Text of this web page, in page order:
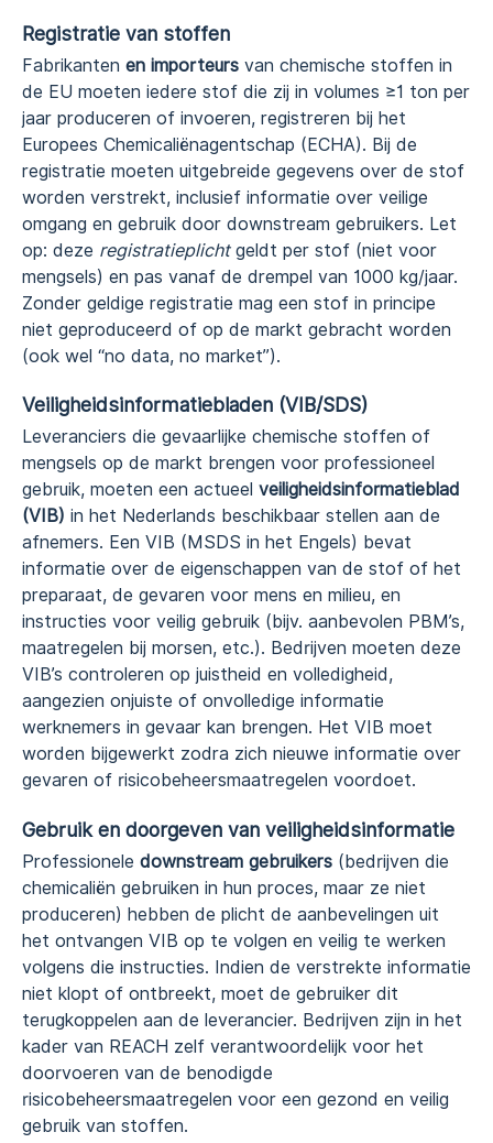
Registratie van stoffen
Fabrikanten en importeurs van chemische stoffen in
de EU moeten iedere stof die zij in volumes ≥1 ton per
jaar produceren of invoeren, registreren bij het
Europees Chemicaliënagentschap (ECHA). Bij de
registratie moeten uitgebreide gegevens over de stof
worden verstrekt, inclusief informatie over veilige
omgang en gebruik door downstream gebruikers. Let
op: deze registratieplichtgeldt per stof (niet voor
mengsels) en pas vanaf de drempel van 1000 kg/jaar.
Zonder geldige registratie mag een stof in principe
niet geproduceerd of op de markt gebracht worden
(ook wel “no data, no market”).
Veiligheidsinformatiebladen (VIB/SDS)
Leveranciers die gevaarlijke chemische stoffen of
mengsels op de markt brengen voor professioneel
gebruik, moeten een actueel veiligheidsinformatieblad
(VIB) in het Nederlands beschikbaar stellen aan de
afnemers. Een VIB (MSDS in het Engels) bevat
informatie over de eigenschappen van de stof of het
preparaat, de gevaren voor mens en milieu, en
instructies voor veilig gebruik (bijv. aanbevolen PBM’s,
maatregelen bij morsen, etc.). Bedrijven moeten deze
VIB’s controleren op juistheid en volledigheid,
aangezien onjuiste of onvolledige informatie
werknemers in gevaar kan brengen. Het VIB moet
worden bijgewerkt zodra zich nieuwe informatie over
gevaren of risicobeheersmaatregelen voordoet.
Gebruik en doorgeven van veiligheidsinformatie
Professionele downstream gebruikers (bedrijven die
chemicaliën gebruiken in hun proces, maar ze niet
produceren) hebben de plicht de aanbevelingen uit
het ontvangen VIB op te volgen en veilig te werken
volgens die instructies. Indien de verstrekte informatie
niet klopt of ontbreekt, moet de gebruiker dit
terugkoppelen aan de leverancier. Bedrijven zijn in het
kader van REACH zelf verantwoordelijk voor het
doorvoeren van de benodigde
risicobeheersmaatregelen voor een gezond en veilig
gebruik van stoffen.